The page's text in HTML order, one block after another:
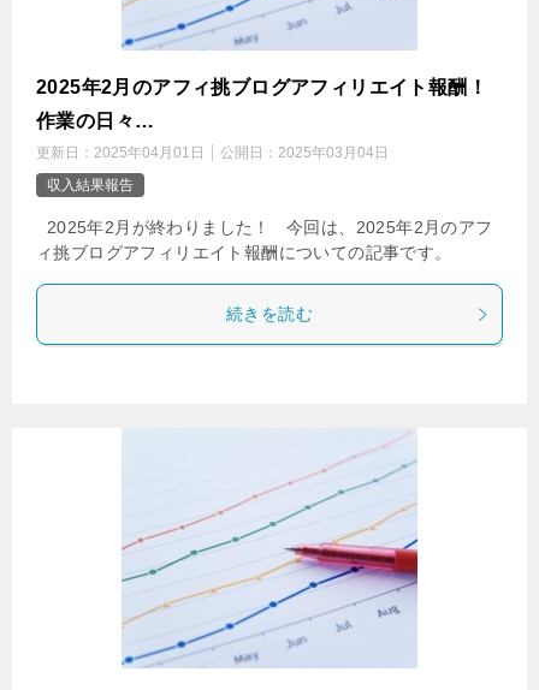
2025年2月のアフィ挑ブログアフィリエイト報酬！
作業の日々…
更新日： 2025年04月01日 公開日： 2025年03月04日
収入結果報告
2025年2月が終わりました！ 今回は、2025年2月のアフ
ィ挑ブログアフィリエイト報酬についての記事です。
続きを読む